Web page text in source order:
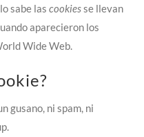
sabe las cookiesse llevan
aparecieron los
Wide Web.
gusano, ni spam, ni